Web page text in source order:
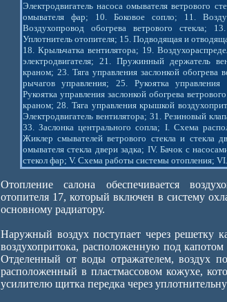
Электродвигатель насоса омывателя ветрового
омывателя фар; 10. Боковое сопло; 11.
Воздухопровод обогрева ветрового стекла;
Уплотнитель отопителя; 15. Подводящая и
18. Крыльчатка вентилятора; 19.
электродвигателя; 21. Пружинный держатель
краном; 23. Тяга управления заслонкой обогрева
рычагов управления; 25. Рукоятка управления
Рукоятка управления заслонкой обогрева
краном; 28. Тяга управления крышкой
Электродвигатель вентилятора; 31. Резиновый
33. Заслонка центрального сопла; I. Схема
Жиклер смывателей ветрового стекла и стекла
омывателя стекла двери задка; IV. Бачок с
стекол фар; V. Схема работы системы отопления;
Отопление салона обеспечивается
отопителя 17, который включен в систему
основному радиатору.
Наружный воздух поступает через решетку
воздухопритока, расположенную под капотом
Отделенный от воды отражателем, воздух
расположенный в пластмассовом кожухе,
усилителю щитка передка через